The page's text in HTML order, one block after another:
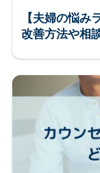
【夫婦の悩み
改善方法や相